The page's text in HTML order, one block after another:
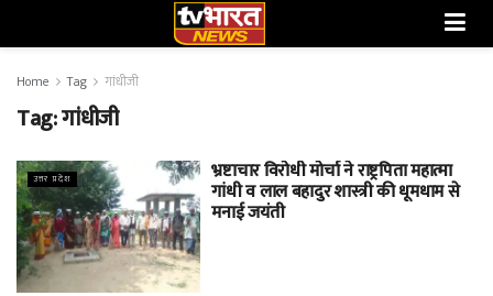
Home Tag गांधीजी
Tag:गांधीजी
उत्तर प्रदेश भ्रष्टाचार विरोधी मोर्चा ने राष्ट्रपिता महात्मा
गांधी व लाल बहादुर शास्त्री की धूमधाम से
मनाई जयंती